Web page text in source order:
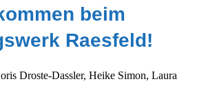
beim
Raesfeld!